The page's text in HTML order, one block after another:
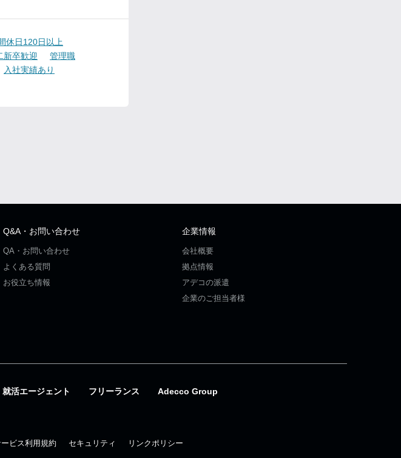
休日120日以上
新卒歓迎
管理職
入社実績あり
Q&A・お問い合わせ
QA・お問い合わせ
よくある質問
お役立ち情報
企業情報
会社概要
拠点情報
アデコの派遣
企業のご担当者様
就活エージェント フリーランス Adecco Group
ビス利用規約 セキュリティ リンクポリシー